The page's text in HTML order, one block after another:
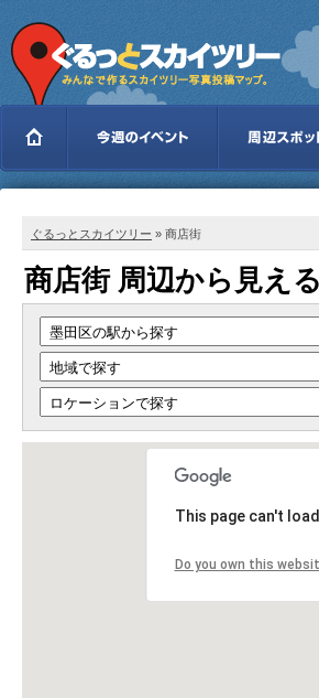
ぐるっとスカイツリー » 商店街
商店街 周辺から見え
This page can't
Do you own this